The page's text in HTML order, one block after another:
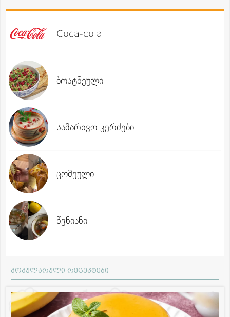
Coca-cola
ბოსტნეული
სამარხვო კერძები
ცომეული
წვნიანი
პოპულარული რეცეპტები